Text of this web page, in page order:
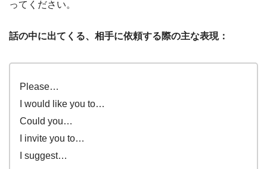
ってください。
話の中に出てくる、相手に依頼する際の主な表現：
Please…
I would like you to…
Could you…
I invite you to…
I suggest…